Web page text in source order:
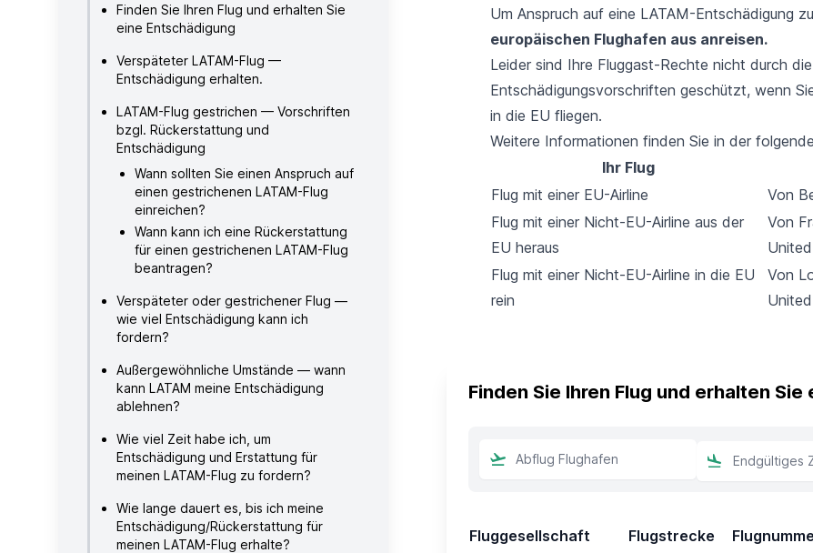
Finden Sie Ihren Flug und erhalten Sie
eine Entschädigung
Verspäteter LATAM-Flug —
Entschädigung erhalten.
LATAM-Flug gestrichen — Vorschriften
bzgl. Rückerstattung und
Entschädigung
Wann sollten Sie einen Anspruch auf
einen gestrichenen LATAM-Flug
einreichen?
Wann kann ich eine Rückerstattung
für einen gestrichenen LATAM-Flug
beantragen?
Verspäteter oder gestrichener Flug —
wie viel Entschädigung kann ich
fordern?
Außergewöhnliche Umstände — wann
kann LATAM meine Entschädigung
ablehnen?
Wie viel Zeit habe ich, um
Entschädigung und Erstattung für
meinen LATAM-Flug zu fordern?
Wie lange dauert es, bis ich meine
Entschädigung/Rückerstattung für
meinen LATAM-Flug erhalte?
Um Anspruch auf eine LATAM-Entschädigung
europäischen Flughafen aus anreisen.
Leider sind Ihre Fluggast-Rechte nicht durch
Entschädigungsvorschriften geschützt, wenn
in die EU fliegen.
Weitere Informationen finden Sie in der
Ihr Flug
Flug mit einer EU-Airline
Von
Flug mit einer Nicht-EU-Airline aus der
EU heraus
Von
United
Flug mit einer Nicht-EU-Airline in die EU
rein
Von
United
Finden Sie Ihren Flug und erhalten
Fluggesellschaft Flugstrecke